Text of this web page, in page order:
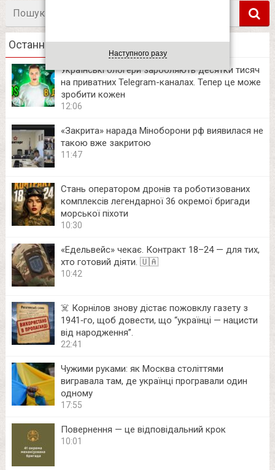
Останні новини
Українські блогери заробляють десятки тисяч
на приватних Telegram-каналах. Тепер це може
зробити кожен
12:06
«Закрита» нарада Міноборони рф виявилася не
такою вже закритою
11:47
Стань оператором дронів та роботизованих
комплексів легендарної 36 окремої бригади
морської піхоти
10:30
«Едельвейс» чекає. Контракт 18–24 — для тих,
хто готовий діяти. 🇺🇦
10:42
☠️ Корнілов знову дістає пожовклу газету з
1941‑го, щоб довести, що “українці — нацисти
від народження”.
22:41
Чужими руками: як Москва століттями
вигравала там, де українці програвали один
одному
17:55
Повернення — це відповідальний крок
10:01
Наступного разу